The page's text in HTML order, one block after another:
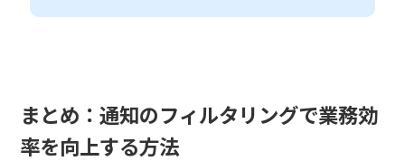
まとめ：通知のフィルタリングで業務効
率を向上する方法